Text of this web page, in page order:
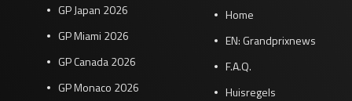
GP Japan 2026
GP Miami 2026
GP Canada 2026
GP Monaco 2026
Home
EN: Grandprixnews
F.A.Q.
Huisregels